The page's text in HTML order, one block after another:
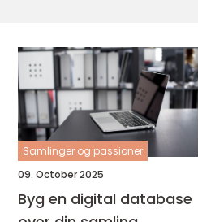
Samlinger og passioner
09. October 2025
Byg en digital database